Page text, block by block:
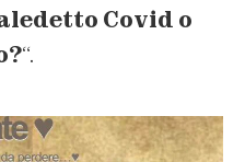
Covid o
“.